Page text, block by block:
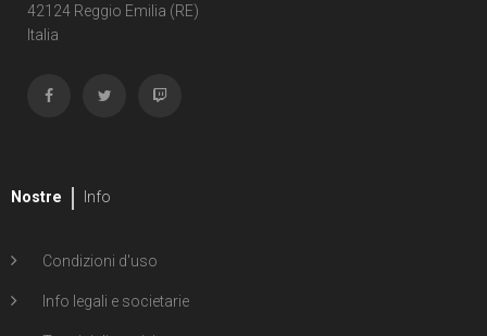
42124 Reggio Emilia (RE)
Italia
Nostre Info
Condizioni d'uso
Info legali e societarie